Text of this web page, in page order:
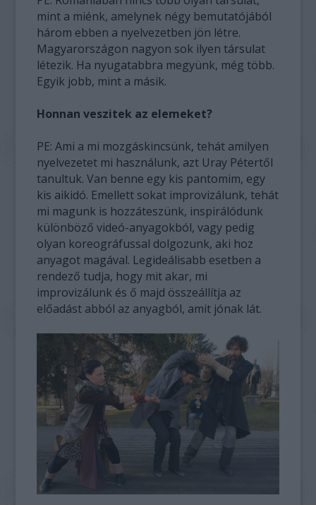
mint a miénk, amelynek négy bemutatójából
három ebben a nyelvezetben jön létre.
Magyarországon nagyon sok ilyen társulat
létezik. Ha nyugatabbra megyünk, még több.
Egyik jobb, mint a másik.
Honnan veszitek az elemeket?
PE: Ami a mi mozgáskincsünk, tehát amilyen
nyelvezetet mi használunk, azt Uray Pétertől
tanultuk. Van benne egy kis pantomim, egy
kis aikidó. Emellett sokat improvizálunk, tehát
mi magunk is hozzáteszünk, inspirálódunk
különböző videó-anyagokból, vagy pedig
olyan koreográfussal dolgozunk, aki hoz
anyagot magával. Legideálisabb esetben a
rendező tudja, hogy mit akar, mi
improvizálunk és ő majd összeállítja az
előadást abból az anyagból, amit jónak lát.